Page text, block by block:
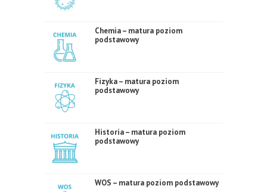
Chemia – matura poziom
podstawowy
Fizyka – matura poziom
podstawowy
Historia – matura poziom
podstawowy
WOS – matura poziom podstawowy